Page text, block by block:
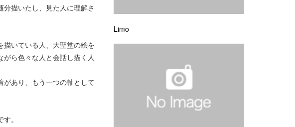
描いたし、見た人に理解さ
描いている人、大聖堂の絵を
ら色々な人と会話し描く人
があり、もう一つの軸として
。
Limo